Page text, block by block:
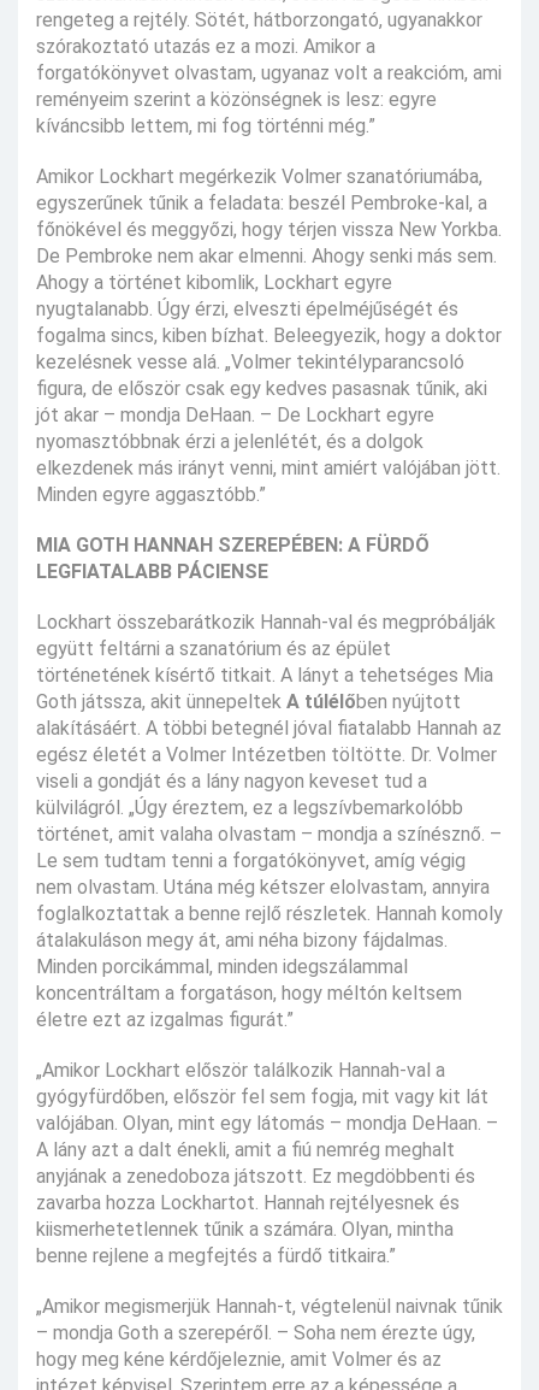
rengeteg a rejtély. Sötét, hátborzongató, ugyanakkor
szórakoztató utazás ez a mozi. Amikor a
forgatókönyvet olvastam, ugyanaz volt a reakcióm, ami
reményeim szerint a közönségnek is lesz: egyre
kíváncsibb lettem, mi fog történni még.”
Amikor Lockhart megérkezik Volmer szanatóriumába,
egyszerűnek tűnik a feladata: beszél Pembroke-kal, a
főnökével és meggyőzi, hogy térjen vissza New Yorkba.
De Pembroke nem akar elmenni. Ahogy senki más sem.
Ahogy a történet kibomlik, Lockhart egyre
nyugtalanabb. Úgy érzi, elveszti épelméjűségét és
fogalma sincs, kiben bízhat. Beleegyezik, hogy a doktor
kezelésnek vesse alá. „Volmer tekintélyparancsoló
figura, de először csak egy kedves pasasnak tűnik, aki
jót akar – mondja DeHaan. – De Lockhart egyre
nyomasztóbbnak érzi a jelenlétét, és a dolgok
elkezdenek más irányt venni, mint amiért valójában jött.
Minden egyre aggasztóbb.”
MIA GOTH HANNAH SZEREPÉBEN: A FÜRDŐ
LEGFIATALABB PÁCIENSE
Lockhart összebarátkozik Hannah-val és megpróbálják
együtt feltárni a szanatórium és az épület
történetének kísértő titkait. A lányt a tehetséges Mia
Goth játssza, akit ünnepeltek A túlélőben nyújtott
alakításáért. A többi betegnél jóval fiatalabb Hannah az
egész életét a Volmer Intézetben töltötte. Dr. Volmer
viseli a gondját és a lány nagyon keveset tud a
külvilágról. „Úgy éreztem, ez a legszívbemarkolóbb
történet, amit valaha olvastam – mondja a színésznő. –
Le sem tudtam tenni a forgatókönyvet, amíg végig
nem olvastam. Utána még kétszer elolvastam, annyira
foglalkoztattak a benne rejlő részletek. Hannah komoly
átalakuláson megy át, ami néha bizony fájdalmas.
Minden porcikámmal, minden idegszálammal
koncentráltam a forgatáson, hogy méltón keltsem
életre ezt az izgalmas figurát.”
„Amikor Lockhart először találkozik Hannah-val a
gyógyfürdőben, először fel sem fogja, mit vagy kit lát
valójában. Olyan, mint egy látomás – mondja DeHaan. –
A lány azt a dalt énekli, amit a fiú nemrég meghalt
anyjának a zenedoboza játszott. Ez megdöbbenti és
zavarba hozza Lockhartot. Hannah rejtélyesnek és
kiismerhetetlennek tűnik a számára. Olyan, mintha
benne rejlene a megfejtés a fürdő titkaira.”
„Amikor megismerjük Hannah-t, végtelenül naivnak tűnik
– mondja Goth a szerepéről. – Soha nem érezte úgy,
hogy meg kéne kérdőjeleznie, amit Volmer és az